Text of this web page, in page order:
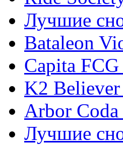
Лучшие
Bataleon
Capita
K2
Arbor Coda
Лучшие